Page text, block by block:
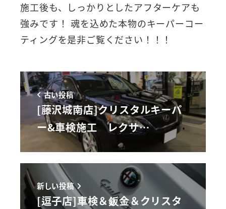
施工後も、しっかりとしたアフターケアも
強みです！ 魂を込めた本物のキーパーコー
ティングを是非ご覧ください！！！
古い投稿
[藤沢城南店]クリスタルキーパ
ー&車検施工 レクサ…
新しい投稿
[逗子店]車検＆鈑金＆クリスタ